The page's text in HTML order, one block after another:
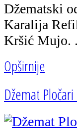
Džematski
Karalija
Kršić Mujo. .
Opširnije
Džemat